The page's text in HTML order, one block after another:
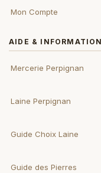
Mon Compte
AIDE &
Mercerie Perpignan
Laine Perpignan
Guide Choix Laine
Guide des Pierres